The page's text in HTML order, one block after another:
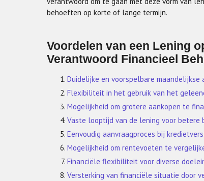
behoeften op korte of lange termijn.
Voordelen van een Lening
Verantwoord Financieel
Duidelijke en voorspelbare maandelijkse
Flexibiliteit in het gebruik van het
Mogelijkheid om grotere aankopen te
Vaste looptijd van de lening voor betere
Eenvoudig aanvraagproces bij
Mogelijkheid om rentevoeten te
Financiële flexibiliteit voor diverse
Versterking van financiële situatie door